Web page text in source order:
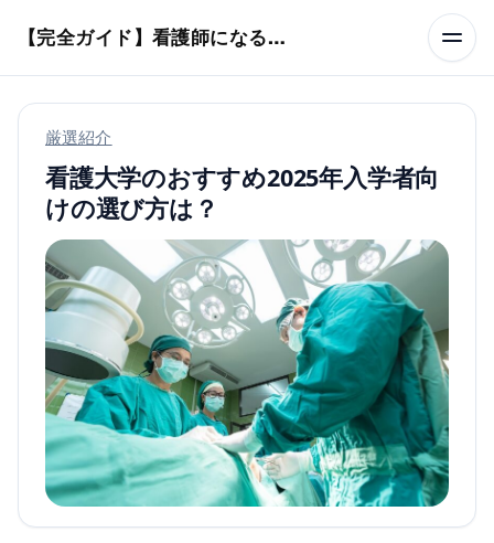
【完全ガイド】看護師になるまでのステップ＆スケジュール
厳選紹介
看護大学のおすすめ2025年入学者向
けの選び方は？